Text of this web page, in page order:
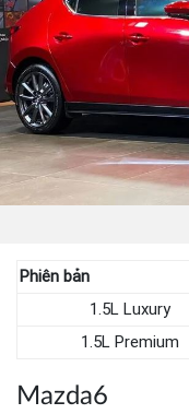
Phiên bản
1.5L Luxury
1.5L Premium
Mazda6